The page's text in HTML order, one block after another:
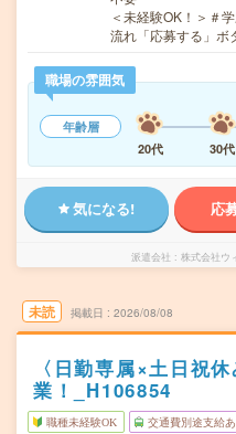
＜未経験OK！＞＃
流れ「応募する」
職場の雰囲気
年齢層
20代
30代
気になる! 応
派遣会社 株式会社ウ
未読 掲載日 2026/08/08
〈日勤専属×土日祝
業！_H106854
職種未経験OK 交通費別途支給あ